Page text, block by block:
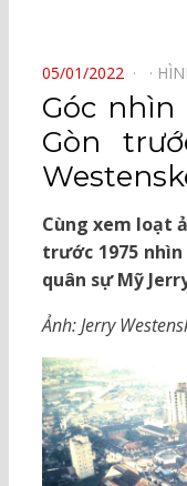
POSTED
ON
05/01/2022
Góc nhìn
Gòn
Cùng xem loạt
trước 1975
quân sự Mỹ
Ảnh: Jerry